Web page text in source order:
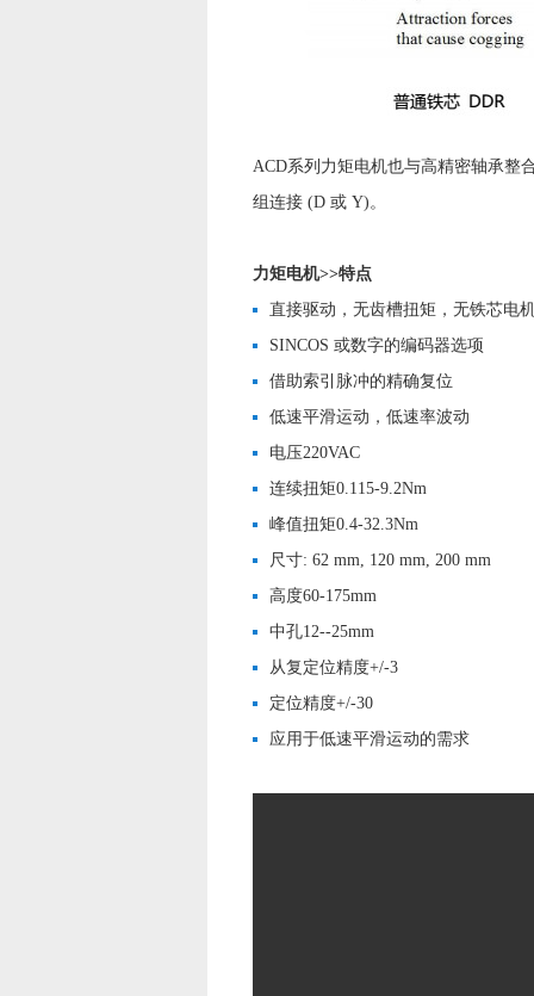
ACD系列力矩电机也与高精密轴承整
组连接 (D 或 Y)。
力矩电机>>特点
直接驱动，无齿槽扭矩，无铁芯电
SINCOS 或数字的编码器选项
借助索引脉冲的精确复位
低速平滑运动，低速率波动
电压220VAC
连续扭矩0.115-9.2Nm
峰值扭矩0.4-32.3Nm
尺寸: 62 mm, 120 mm, 200 mm
高度60-175mm
中孔12--25mm
从复定位精度+/-3
定位精度+/-30
应用于低速平滑运动的需求